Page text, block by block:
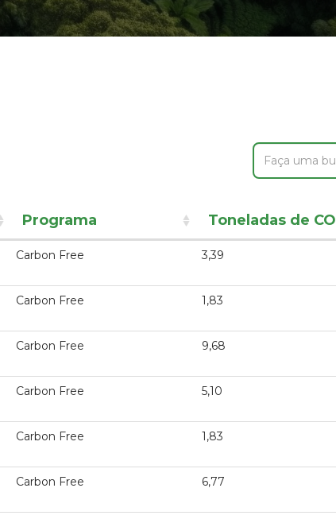
Programa Toneladas de CO
Carbon Free 3,39
Carbon Free 1,83
Carbon Free 9,68
Carbon Free 5,10
Carbon Free 1,83
Carbon Free 6,77